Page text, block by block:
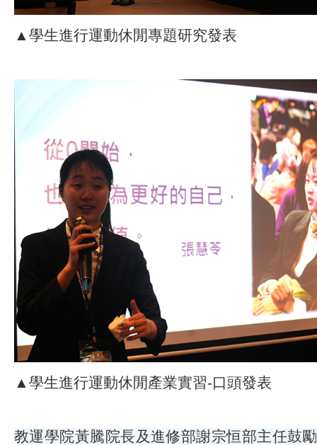
▲學生進行運動休閒專題研究發表
▲學生進行運動休閒產業實習-口頭發表
教運學院黃騰院長及進修部謝宗恒部主任鼓